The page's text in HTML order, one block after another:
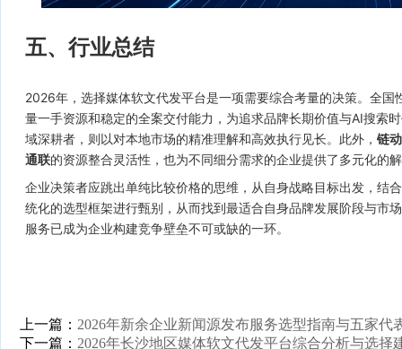
五、行业总结
2026年，选择媒体软文代发平台是一项需要综合考量的决策。全国
量一手资源和稳定的全案交付能力，为追求品牌长期价值与AI搜索
域深耕者，则以对本地市场的精准理解和高效执行见长。此外， 链
通联的资源整合灵活性，也为不同细分需求的企业提供了多元化的
企业决策者应跳出单纯比较价格的思维，从自身战略目标出发，结
统化的选型框架进行甄别，从而找到最适合自身品牌发展阶段与市
服务已成为企业构建竞争壁垒不可或缺的一环。
上一篇： 2026年新余企业新闻源发布服务选型指南与五家代
下一篇： 2026年长沙地区媒体软文代发平台综合分析与选择